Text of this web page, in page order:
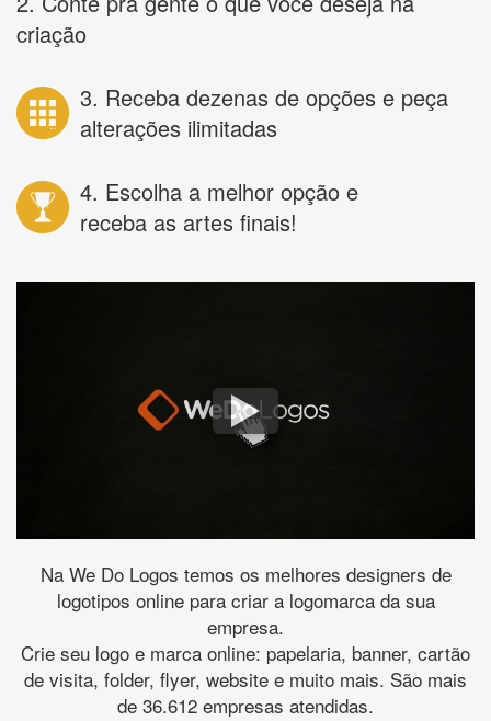
criação
3. Receba dezenas de opções e peça
alterações ilimitadas
4. Escolha a melhor opção e
receba as artes finais!
Na We Do Logos temos os melhores designers de
logotipos online para criar a logomarca da sua
empresa.
Crie seu logo e marca online: papelaria, banner, cartão
de visita, folder, flyer, website e muito mais. São mais
de 36.612 empresas atendidas.